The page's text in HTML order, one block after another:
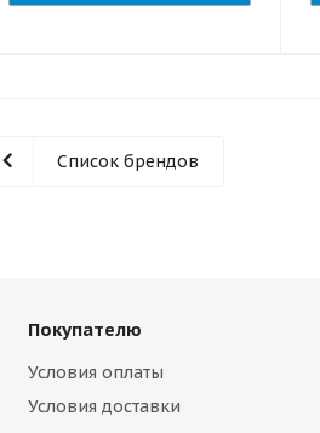
Список брендов
Покупателю
Условия оплаты
Условия доставки